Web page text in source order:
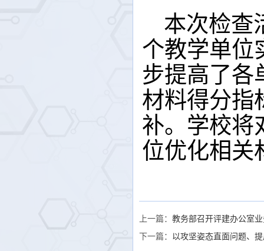
本次检查
个教学单位
步提高了各
材料得分指
补。学校将
位优化相关
上一篇： 教务部召开评建办公室
下一篇： 以攻坚姿态直面问题、